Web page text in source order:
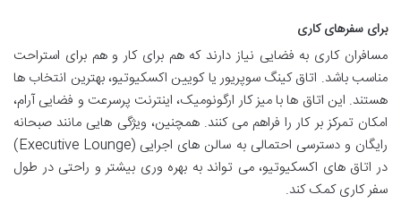
برای سفرهای کاری
مسافران کاری به فضایی نیاز دارند که هم برای کار و هم برای استراحت
مناسب باشد. اتاق کینگ سوپریور یا کویین اکسکیوتیو، بهترین انتخاب ها
هستند. این اتاق ها با میز کار ارگونومیک، اینترنت پرسرعت و فضایی آرام،
امکان تمرکز بر کار را فراهم می کنند. همچنین، ویژگی هایی مانند صبحانه
رایگان و دسترسی احتمالی به سالن های اجرایی (Executive Lounge)
در اتاق های اکسکیوتیو، می تواند به بهره وری بیشتر و راحتی در طول
سفر کاری کمک کند.